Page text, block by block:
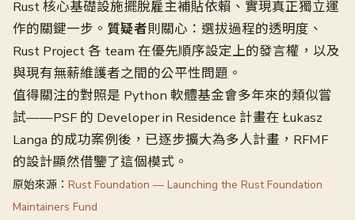
Rust 核心基礎設施擺脫雇主補貼依賴、實現真正獨立運
作的關鍵一步。 質疑者則關心：選拔過程的透明度、
Rust Project 各 team 在優先順序設定上的發言權，以及
與現有無薪維護者之間的公平性問題。
值得關注的對照是 Python 軟體基金會多年來的類似嘗
試——PSF 的 Developer in Residence 計畫在 Łukasz
Langa 的成功案例後，已逐步擴大為多人計畫，RFMF
的設計顯然借鑒了這個模式。
原始來源： Rust Foundation — Launching the Rust Foundation
Maintainers Fund